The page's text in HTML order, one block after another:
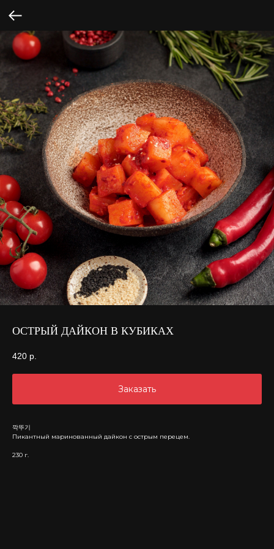
ОСТРЫЙ ДАЙКОН В КУБИКАХ
420 р.
Заказать
깍뚜기
Пикантный маринованный дайкон с острым перецем.
230 г.